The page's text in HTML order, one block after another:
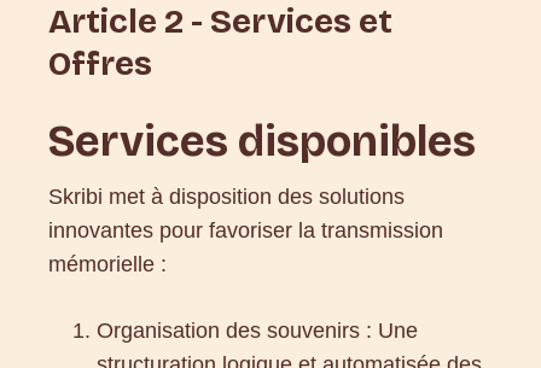
Article 2 - Services et
Offres
Services disponibles
Skribi met à disposition des solutions
innovantes pour favoriser la transmission
mémorielle :
Organisation des souvenirs : Une